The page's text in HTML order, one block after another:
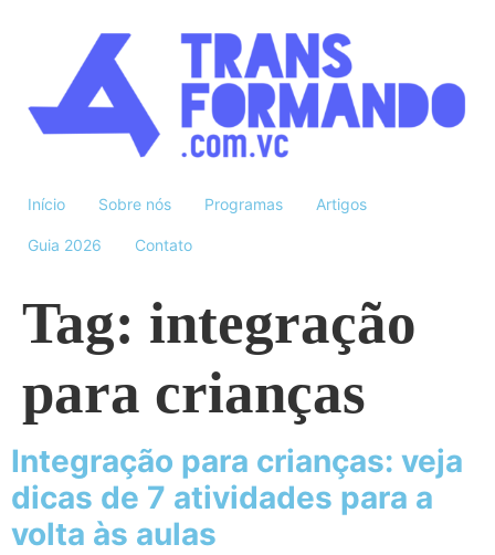
Início Sobre nós Programas Artigos
Guia 2026 Contato
Tag: integração
para crianças
Integração para crianças: veja
dicas de 7 atividades para a
volta às aulas